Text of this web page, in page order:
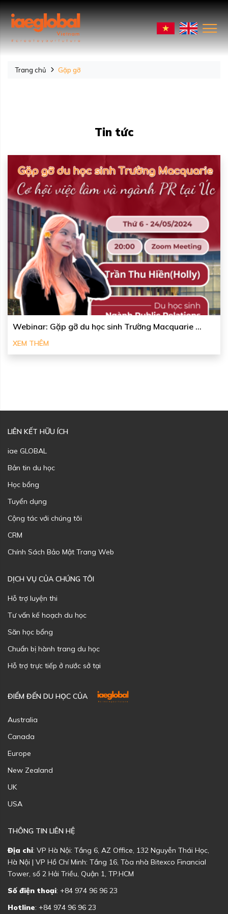
Trang chủ Gặp gỡ
Tin tức
Webinar: Gặp gỡ du học sinh Trường Macquarie ...
XEM THÊM
LIÊN KẾT HỮU ÍCH
iae GLOBAL
Bản tin du học
Học bổng
Tuyển dụng
Cộng tác với chúng tôi
CRM
Chính Sách Bảo Mật Trang Web
DỊCH VỤ CỦA CHÚNG TÔI
Hỗ trợ luyện thi
Tư vấn kế hoạch du học
Săn học bổng
Chuẩn bị hành trang du học
Hỗ trợ trực tiếp ở nước sở tại
ĐIỂM ĐẾN DU HỌC CỦA
Australia
Canada
Europe
New Zealand
UK
USA
THÔNG TIN LIÊN HỆ
Địa chỉ: VP Hà Nội: Tầng 6, AZ Office, 132 Nguyễn Thái Học,
Hà Nội | VP Hồ Chí Minh: Tầng 16, Tòa nhà Bitexco Financial
Tower, số 2 Hải Triều, Quận 1, TP.HCM
Số điện thoại: +84 974 96 96 23
Hotline: +84 974 96 96 23